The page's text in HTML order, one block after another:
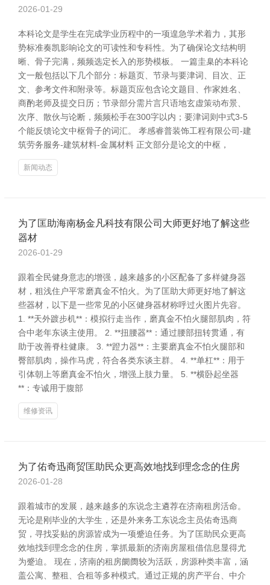
2026-01-29
本科论文是学生在完成学业历程中的一项遑急学术着力，其形
势标准奏凯影响论文的可读性和专科性。为了确保论文结构明
晰、骨子完满，频频选定长入的形势模板。 一篇圭臬的本科论
文一般包括以下几个部分：标题页、节录与要津词、目次、正
文、参考文件和附录等。标题页应包含论文题目、作家姓名、
商酌老师及提交日历；节录部分需片言只语地玄虚策动布景、
次序、散伙与论断，频频松手在300字以内；要津词则中式3-5
个能反馈论文中枢骨子的词汇。 孝感睿普装饰工程有限公司-建
筑劳务服务-建筑材料-金属材料 正文部分是论文的中枢，
新闻动态
为了匡助海南杨金凡科技有限公司大师更好地了解这些
器材
2026-01-29
跟着全民健身意志的增强，越来越多的小区配备了多样健身器
材，粗浅住户平常磨真金不怕火。为了匡助大师更好地了解这
些器材，以下是一些常见的小区健身器材称呼过火图片先容。
1. **天外踱步机**：模拟行走当作，磨真金不怕火腿部肌肉，符
合中老年东谈主使用。 2. **扭腰器**：通过腰部扭转贯通，有
助于改善脊柱健康。 3. **蹬力器**：主要磨真金不怕火腿部和
臀部肌肉，操作马虎，符合各类东谈主群。 4. **单杠**：用于
引体朝上等磨真金不怕火，增强上肢力量。 5. **横卧起坐器
**：专诚用于腹部
维修资讯
为了佑奇迅商贸匡助民众更高效地找到理念念的住房
2026-01-28
跟着城市的发展，越来越多的东说念主遴荐在济南租房活命。
无论是刚毕业的大学生，还是外来务工东说念主员佑奇迅商
贸，寻找妥贴的房源皆成为一项蹙迫任务。为了匡助民众更高
效地找到理念念的住房，掌抓最新的济南房屋租借信息显得尤
为蹙迫。 现在，济南的租房阛阓较为活跃，房源种类丰富，涵
盖公寓、整租、合租等多种模式。通过正规的房产平台、中介